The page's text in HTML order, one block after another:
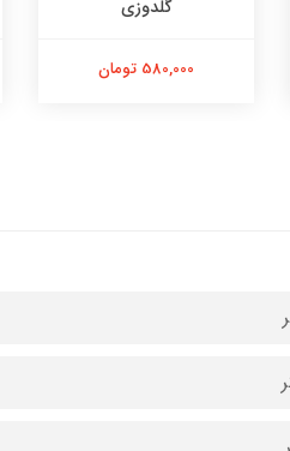
گلدوزی
580,000 تومان